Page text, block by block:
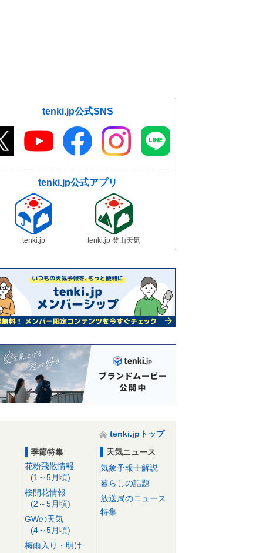
tenki.jp公式SNS
tenki.jp公式アプリ
tenki.jp tenki.jp 登山天気
tenki.jpトップ
季節特集
花粉飛散情報
(1～5月頃)
桜開花情報
(2～5月頃)
GWの天気
(4～5月頃)
梅雨入り・明け
天気ニュース
気象予報士解説
暮らしの話題
放送局のニュース
特集